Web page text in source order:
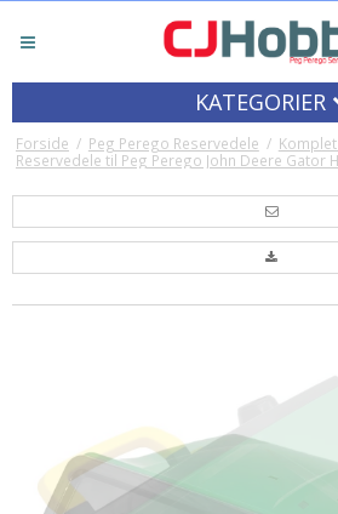
KATEGORIER
Forside / Peg Perego Reservedele /
Reservedele til Peg Perego John Deere Gator